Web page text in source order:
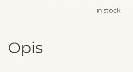
in stock
Opis